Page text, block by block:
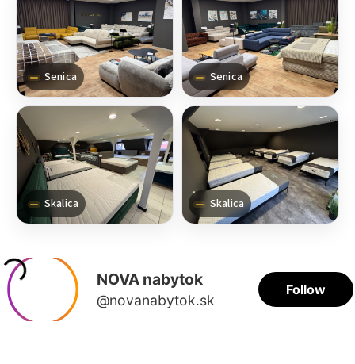
Senica Senica
Skalica Skalica